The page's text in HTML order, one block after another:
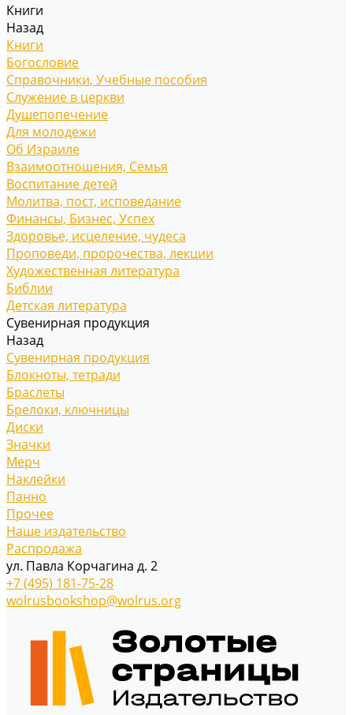
Книги
Назад
Книги
Богословие
Справочники, Учебные пособия
Служение в церкви
Душепопечение
Для молодежи
Об Израиле
Взаимоотношения, Cемья
Воспитание детей
Молитва, пост, исповедание
Финансы, Бизнес, Успех
Здоровье, исцеление, чудеса
Проповеди, пророчества, лекции
Художественная литература
Библии
Детская литература
Сувенирная продукция
Назад
Сувенирная продукция
Блокноты, тетради
Браслеты
Брелоки, ключницы
Диски
Значки
Мерч
Наклейки
Панно
Прочее
Наше издательство
Распродажа
ул. Павла Корчагина д. 2
+7 (495) 181-75-28
wolrusbookshop@wolrus.org